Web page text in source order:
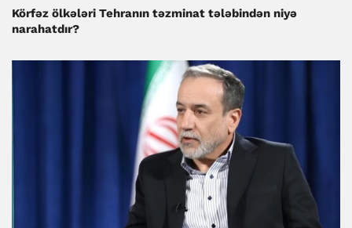
Körfəz ölkələri Tehranın təzminat tələbindən niyə
narahatdır?